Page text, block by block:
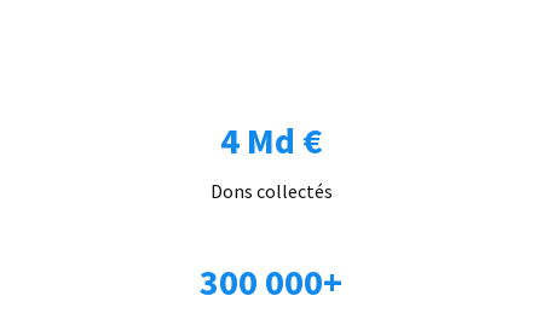
4 Md €
Dons collectés
300 000+